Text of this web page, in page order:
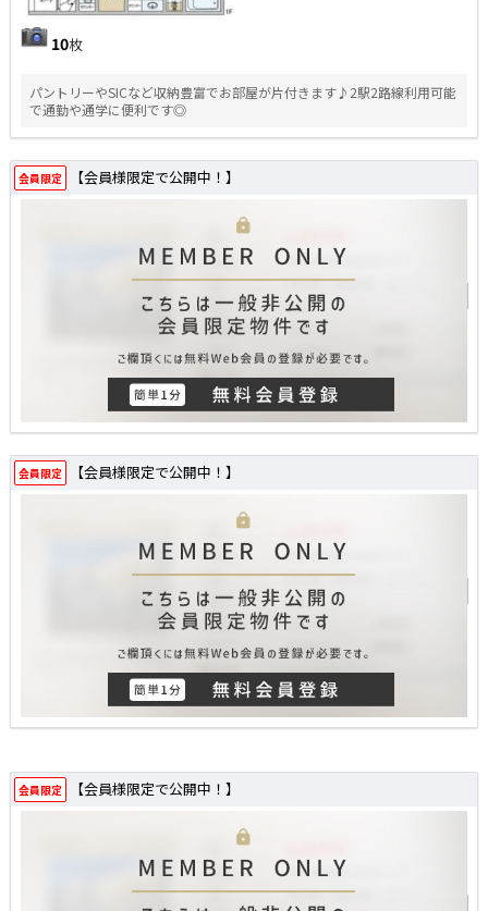
10枚
パントリーやSICなど収納豊富でお部屋が片付きます♪2駅2路線利用可能
で通勤や通学に便利です◎
会員限定 【会員様限定で公開中！】
会員限定 【会員様限定で公開中！】
会員限定 【会員様限定で公開中！】